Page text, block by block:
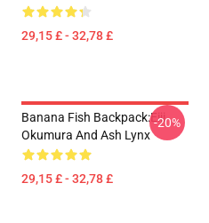
29,15 £ - 32,78 £
Banana Fish Backpack:Eiji
Okumura And Ash Lynx
29,15 £ - 32,78 £
-20%